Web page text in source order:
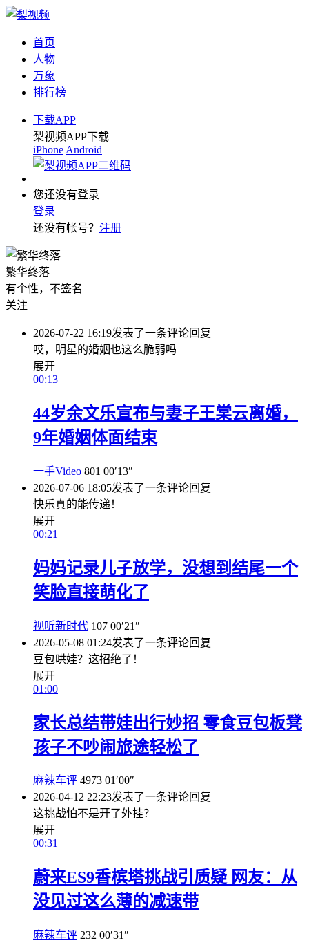
首页
人物
万象
排行榜
下载APP
梨视频APP下载
iPhone Android
您还没有登录
登录
还没有帐号？ 注册
繁华终落
有个性，不签名
关注
2026-07-22 16:19发表了一条评论回复
哎，明星的婚姻也这么脆弱吗
展开
00:13
44岁余文乐宣布与妻子王棠云离婚，
9年婚姻体面结束
一手Video 801 00′13″
2026-07-06 18:05发表了一条评论回复
快乐真的能传递！
展开
00:21
妈妈记录儿子放学，没想到结尾一个
笑脸直接萌化了
视听新时代 107 00′21″
2026-05-08 01:24发表了一条评论回复
豆包哄娃？这招绝了！
展开
01:00
家长总结带娃出行妙招 零食豆包板凳
孩子不吵闹旅途轻松了
麻辣车评 4973 01′00″
2026-04-12 22:23发表了一条评论回复
这挑战怕不是开了外挂？
展开
00:31
蔚来ES9香槟塔挑战引质疑 网友：从
没见过这么薄的减速带
麻辣车评 232 00′31″